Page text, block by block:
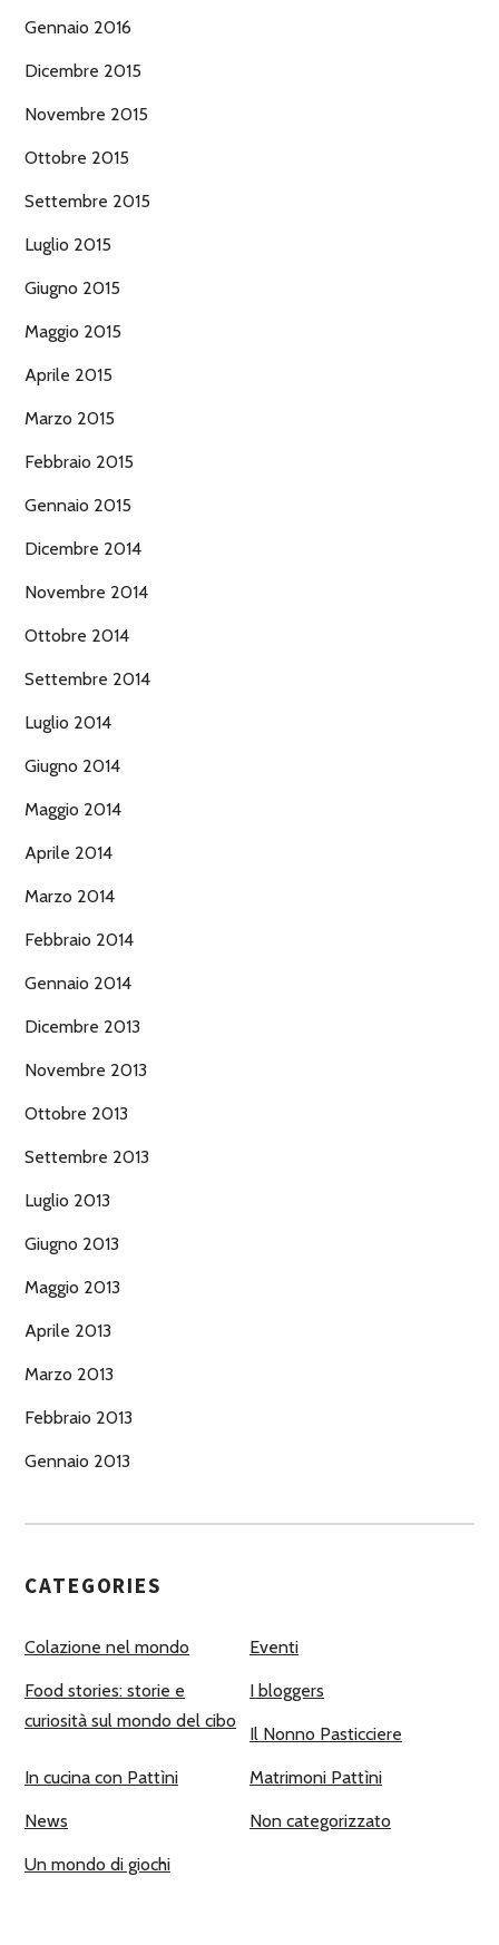
Gennaio 2016
Dicembre 2015
Novembre 2015
Ottobre 2015
Settembre 2015
Luglio 2015
Giugno 2015
Maggio 2015
Aprile 2015
Marzo 2015
Febbraio 2015
Gennaio 2015
Dicembre 2014
Novembre 2014
Ottobre 2014
Settembre 2014
Luglio 2014
Giugno 2014
Maggio 2014
Aprile 2014
Marzo 2014
Febbraio 2014
Gennaio 2014
Dicembre 2013
Novembre 2013
Ottobre 2013
Settembre 2013
Luglio 2013
Giugno 2013
Maggio 2013
Aprile 2013
Marzo 2013
Febbraio 2013
Gennaio 2013
CATEGORIES
Colazione nel mondo Eventi
Food stories: storie e
curiosità sul mondo del cibo
I bloggers
Il Nonno Pasticciere
In cucina con Pattìni Matrimoni Pattìni
News Non categorizzato
Un mondo di giochi